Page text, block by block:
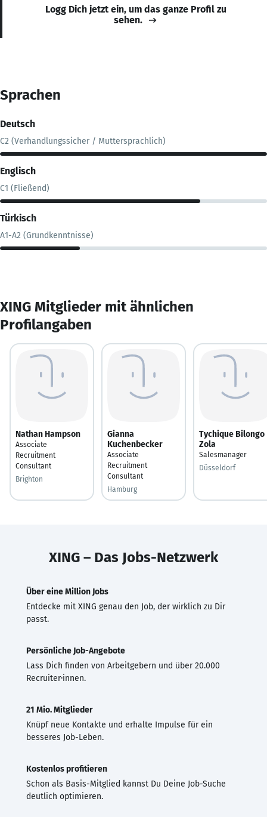
Logg Dich jetzt ein, um das ganze Profil zu
sehen.
Sprachen
Deutsch
C2 (Verhandlungssicher / Muttersprachlich)
Englisch
C1 (Fließend)
Türkisch
A1-A2 (Grundkenntnisse)
XING Mitglieder mit ähnlichen
Profilangaben
Nathan Hampson
Associate
Recruitment
Consultant
Brighton
Gianna
Kuchenbecker
Associate
Recruitment
Consultant
Hamburg
Tychique Bilongo
Zola
Salesmanager
Düsseldorf
XING – Das Jobs-Netzwerk
Über eine Million Jobs
Entdecke mit XING genau den Job, der wirklich zu Dir
passt.
Persönliche Job-Angebote
Lass Dich finden von Arbeitgebern und über 20.000
Recruiter·innen.
21 Mio. Mitglieder
Knüpf neue Kontakte und erhalte Impulse für ein
besseres Job-Leben.
Kostenlos profitieren
Schon als Basis-Mitglied kannst Du Deine Job-Suche
deutlich optimieren.